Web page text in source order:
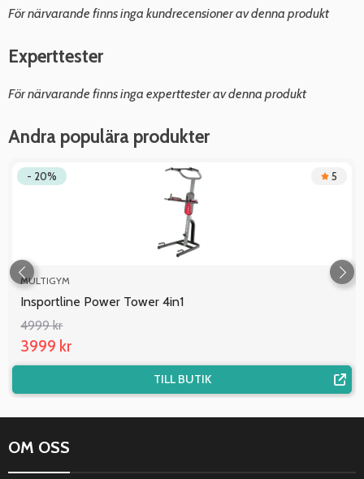
För närvarande finns inga kundrecensioner av denna produkt
Experttester
För närvarande finns inga experttester av denna produkt
Andra populära produkter
- 20% 5
MULTIGYM
Insportline Power Tower 4in1
4999 kr
3999 kr
TILL BUTIK
OM OSS